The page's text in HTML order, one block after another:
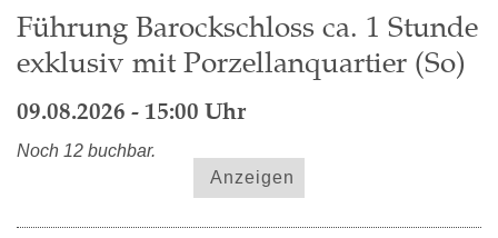
Führung Barockschloss ca. 1 Stunde
exklusiv mit Porzellanquartier (So)
09.08.2026 - 15:00 Uhr
Noch 12 buchbar.
Anzeigen